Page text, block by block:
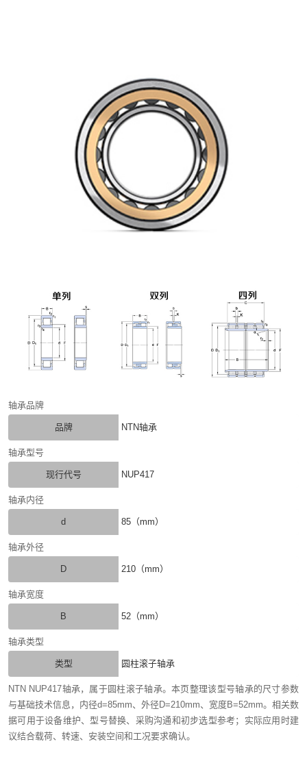
轴承品牌
品牌 NTN轴承
轴承型号
现行代号 NUP417
轴承内径
d 85（mm）
轴承外径
D 210（mm）
轴承宽度
B 52（mm）
轴承类型
类型 圆柱滚子轴承
NTN NUP417轴承，属于圆柱滚子轴承。本页整理该型号轴承的尺寸参数
与基础技术信息，内径d=85mm、外径D=210mm、宽度B=52mm。相关数
据可用于设备维护、型号替换、采购沟通和初步选型参考；实际应用时建
议结合载荷、转速、安装空间和工况要求确认。